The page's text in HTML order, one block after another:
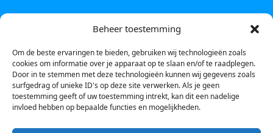
Beheer toestemming
Om de beste ervaringen te bieden, gebruiken wij technologieën zoals
cookies om informatie over je apparaat op te slaan en/of te raadplegen.
Door in te stemmen met deze technologieën kunnen wij gegevens zoals
surfgedrag of unieke ID's op deze site verwerken. Als je geen
toestemming geeft of uw toestemming intrekt, kan dit een nadelige
invloed hebben op bepaalde functies en mogelijkheden.
Tel :0850601800
Whatsapp : 0623388306